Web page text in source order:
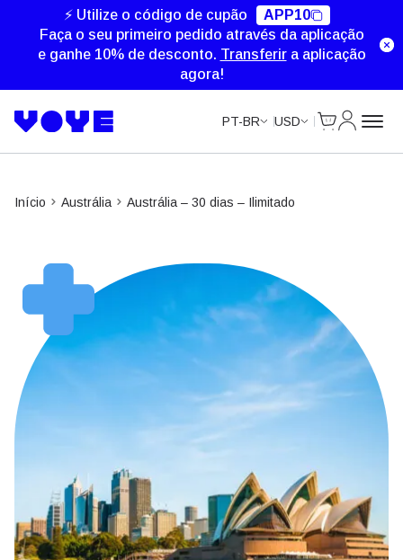
⚡ Utilize o código de cupão
APP10
Faça o seu primeiro pedido através da aplicação
e ganhe 10% de desconto. Transferira aplicação
agora!
PT-BR USD
Início Austrália Austrália – 30 dias – Ilimitado